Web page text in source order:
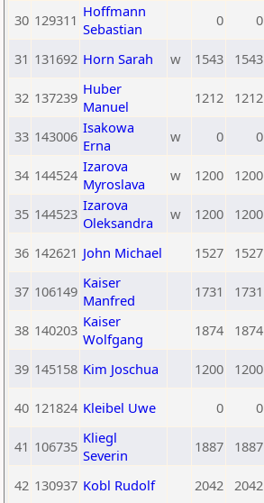
30 129311 Hoffmann
Sebastian
0 0
31 131692 Horn Sarah w 1543 1543
32 137239 Huber
Manuel
1212 1212
33 143006 Isakowa
Erna
w 0 0
34 144524 Izarova
Myroslava
w 1200 1200
35 144523 Izarova
Oleksandra
w 1200 1200
36 142621 John Michael 1527 1527
37 106149 Kaiser
Manfred
1731 1731
38 140203 Kaiser
Wolfgang
1874 1874
39 145158 Kim Joschua 1200 1200
40 121824 Kleibel Uwe 0 0
41 106735 Kliegl
Severin
1887 1887
42 130937 Kobl Rudolf 2042 2042